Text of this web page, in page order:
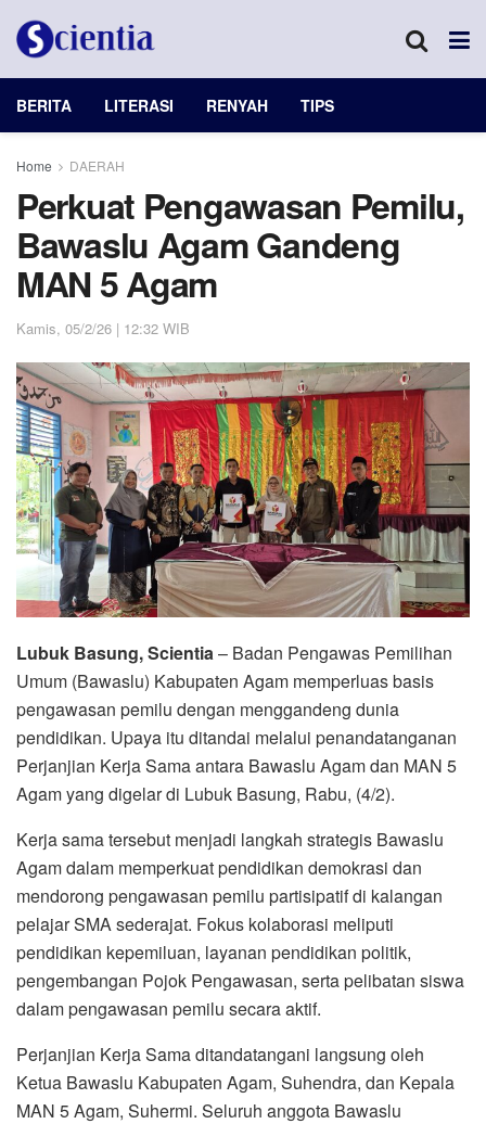
BERITA LITERASI RENYAH TIPS
Home DAERAH
Perkuat Pengawasan Pemilu,
Bawaslu Agam Gandeng
MAN 5 Agam
Kamis, 05/2/26 | 12:32 WIB
Lubuk Basung, Scientia– Badan Pengawas Pemilihan
Umum (Bawaslu) Kabupaten Agam memperluas basis
pengawasan pemilu dengan menggandeng dunia
pendidikan. Upaya itu ditandai melalui penandatanganan
Perjanjian Kerja Sama antara Bawaslu Agam dan MAN 5
Agam yang digelar di Lubuk Basung, Rabu, (4/2).
Kerja sama tersebut menjadi langkah strategis Bawaslu
Agam dalam memperkuat pendidikan demokrasi dan
mendorong pengawasan pemilu partisipatif di kalangan
pelajar SMA sederajat. Fokus kolaborasi meliputi
pendidikan kepemiluan, layanan pendidikan politik,
pengembangan Pojok Pengawasan, serta pelibatan siswa
dalam pengawasan pemilu secara aktif.
Perjanjian Kerja Sama ditandatangani langsung oleh
Ketua Bawaslu Kabupaten Agam, Suhendra, dan Kepala
MAN 5 Agam, Suhermi. Seluruh anggota Bawaslu